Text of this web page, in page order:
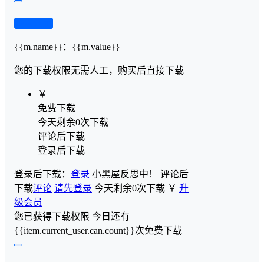
{{m.name}} ： {{m.value}}
您的下载权限无需人工，购买后直接下载
￥
免费下载
今天剩余0次下载
评论后下载
登录后下载
登录后下载： 登录 小黑屋反思中！ 评论后
下载评论 请先登录 今天剩余0次下载 ￥ 升
级会员
您已获得下载权限 今日还有
{{item.current_user.can.count}}次免费下载